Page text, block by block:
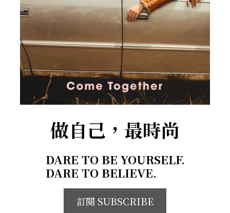
做自己，最時尚
DARE TO BE YOURSELF.
DARE TO BELIEVE.
訂閱 SUBSCRIBE